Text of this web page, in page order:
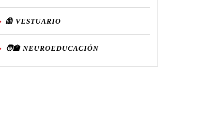
🦺 VESTUARIO
🧑‍🏫 NEUROEDUCACIÓN